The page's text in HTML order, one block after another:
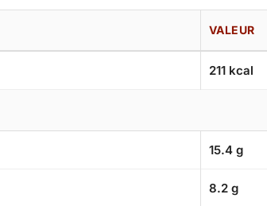
VALEUR
211 kcal
15.4 g
8.2 g